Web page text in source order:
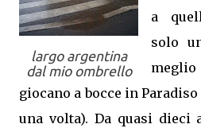
largo argentina
dal mio ombrello
a
solo
giocano a bocce in
una volta). Da quasi dieci